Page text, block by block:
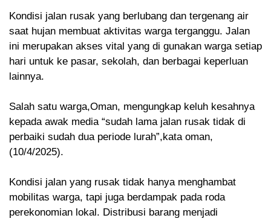
Kondisi jalan rusak yang berlubang dan tergenang air
saat hujan membuat aktivitas warga terganggu. Jalan
ini merupakan akses vital yang di gunakan warga setiap
hari untuk ke pasar, sekolah, dan berbagai keperluan
lainnya.
Salah satu warga,Oman, mengungkap keluh kesahnya
kepada awak media “sudah lama jalan rusak tidak di
perbaiki sudah dua periode lurah”,kata oman,
(10/4/2025).
Kondisi jalan yang rusak tidak hanya menghambat
mobilitas warga, tapi juga berdampak pada roda
perekonomian lokal. Distribusi barang menjadi